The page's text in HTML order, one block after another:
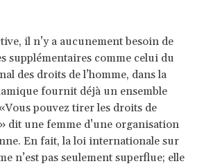
il n’y a aucunement besoin de
supplémentaires comme celui du
des droits de l’homme, dans la
fournit déjà un ensemble
pouvez tirer les droits de
dit une femme d’une organisation
En fait, la loi internationale sur
n’est pas seulement superflue; elle